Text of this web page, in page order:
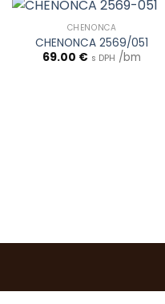
CHENONCA
CHENONCA 2569/051
69.00 € s DPH /bm